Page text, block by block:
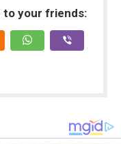
to your friends: